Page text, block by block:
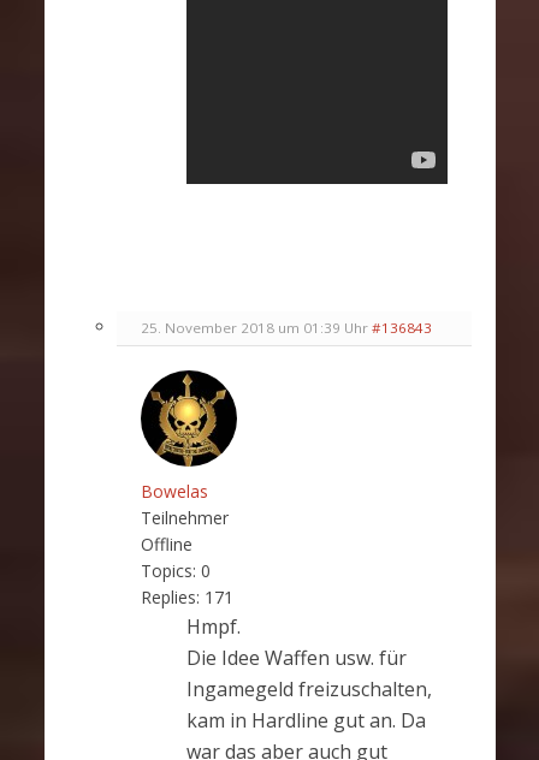
25. November 2018 um 01:39 Uhr #136843
Bowelas
Teilnehmer
Offline
Topics: 0
Replies: 171
Hmpf.
Die Idee Waffen usw. für
Ingamegeld freizuschalten,
kam in Hardline gut an. Da
war das aber auch gut